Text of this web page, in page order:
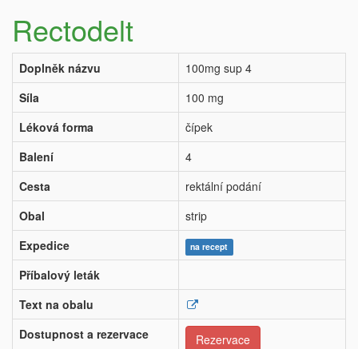
Rectodelt
Doplněk názvu
100mg sup 4
Síla
100 mg
Léková forma
čípek
Balení
4
Cesta
rektální podání
Obal
strip
Expedice
na recept
Příbalový leták
Text na obalu
Dostupnost a rezervace
Rezervace